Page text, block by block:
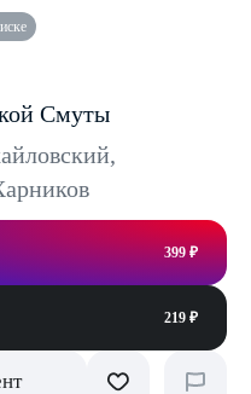
Смуты
,
399 ₽
219 ₽